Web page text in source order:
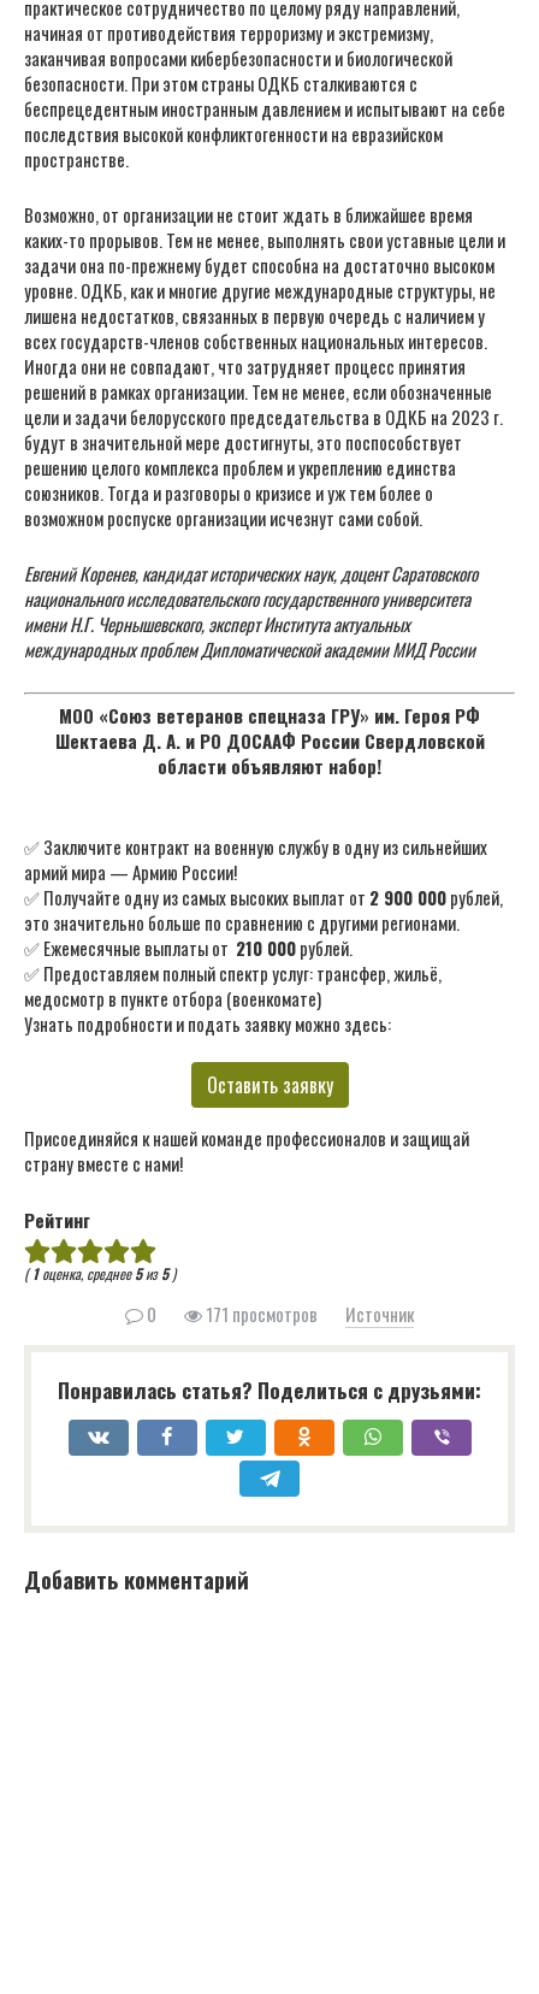
практическое сотрудничество по целому ряду направлений,
начиная от противодействия терроризму и экстремизму,
заканчивая вопросами кибербезопасности и биологической
безопасности. При этом страны ОДКБ сталкиваются с
беспрецедентным иностранным давлением и испытывают на себе
последствия высокой конфликтогенности на евразийском
пространстве.
Возможно, от организации не стоит ждать в ближайшее время
каких-то прорывов. Тем не менее, выполнять свои уставные цели и
задачи она по-прежнему будет способна на достаточно высоком
уровне. ОДКБ, как и многие другие международные структуры, не
лишена недостатков, связанных в первую очередь с наличием у
всех государств-членов собственных национальных интересов.
Иногда они не совпадают, что затрудняет процесс принятия
решений в рамках организации. Тем не менее, если обозначенные
цели и задачи белорусского председательства в ОДКБ на 2023 г.
будут в значительной мере достигнуты, это поспособствует
решению целого комплекса проблем и укреплению единства
союзников. Тогда и разговоры о кризисе и уж тем более о
возможном роспуске организации исчезнут сами собой.
Евгений Коренев, кандидат исторических наук, доцент Саратовского
национального исследовательского государственного университета
имени Н.Г. Чернышевского, эксперт Института актуальных
международных проблем Дипломатической академии МИД России
МОО «Союз ветеранов спецназа ГРУ» им. Героя РФ
Шектаева Д. А. и РО ДОСААФ России Свердловской
области объявляют набор!
✅ Заключите контракт на военную службу в одну из сильнейших
армий мира — Армию России!
✅ Получайте одну из самых высоких выплат от 2 900 000рублей,
это значительно больше по сравнению с другими регионами.
✅ Ежемесячные выплаты от 210 000рублей.
✅ Предоставляем полный спектр услуг: трансфер, жильё,
медосмотр в пункте отбора (военкомате)
Узнать подробности и подать заявку можно здесь:
Оставить заявку
Присоединяйся к нашей команде профессионалов и защищай
страну вместе с нами!
Рейтинг
(1оценка, среднее5из5)
0 171 просмотров Источник
Понравилась статья? Поделиться с друзьями:
Добавить комментарий